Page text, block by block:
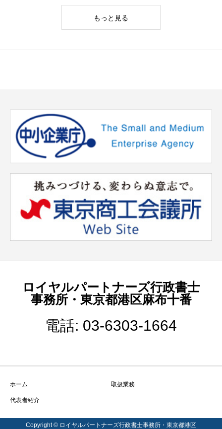
もっと見る
ロイヤルパートナーズ行政書士
事務所・東京都港区麻布十番
電話: 03-6303-1664
ホーム 取扱業務
代表者紹介
Copyright © ロイヤルパートナーズ行政書士事務所・東京都港区